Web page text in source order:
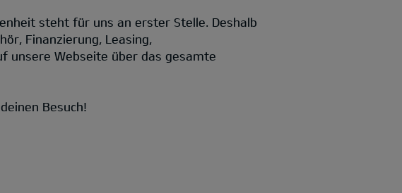
steht für uns an erster Stelle. Deshalb
Finanzierung, Leasing,
unsere Webseite über das gesamte
Besuch!